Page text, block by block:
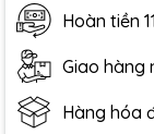
Hoàn tiền
Giao hàng
Hàng hóa